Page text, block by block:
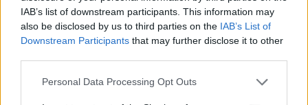
IAB’s list of downstream participants. This information may
also be disclosed by us to third parties on the IAB’s List of
Downstream Participants that may further disclose it to other
Please note that this website/app uses one or more Google
Personal Data Processing Opt Outs
Ukrajnának szánt katonai támogatást. Ezt
egy ismeretlen CIA-alkalmazott jelentette.
Azóta kiszivárgott a panasztevő neve,
azonban mivel nincs hivatalos megerősítés,
ezért egyelőre a nagy médiumok nem
leplezték le. A hívás alapján nem bizonyítható